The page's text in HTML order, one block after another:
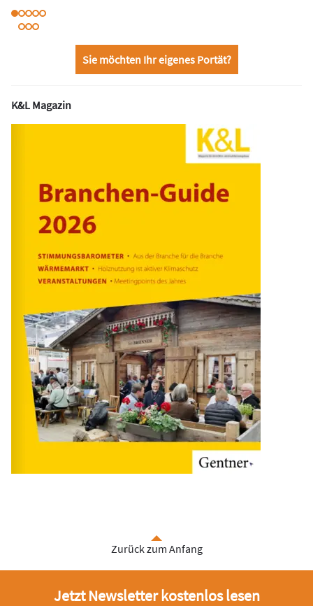
Sie möchten Ihr eigenes Portät?
K&L Magazin
Zurück zum Anfang
Jetzt Newsletter kostenlos lesen